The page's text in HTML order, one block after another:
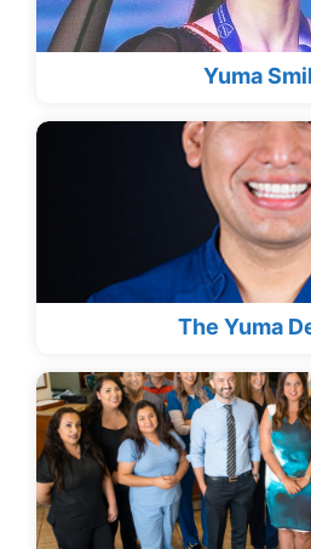
Yuma
The Yuma